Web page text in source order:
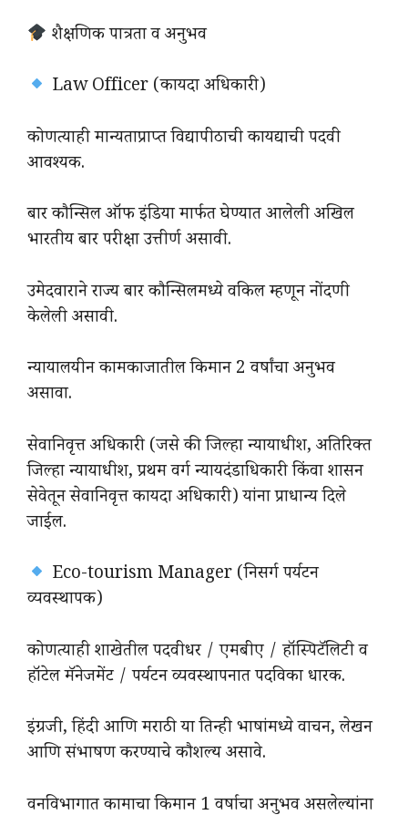
शैक्षणिक पात्रता व अनुभव
Law Officer (कायदा अधिकारी)
कोणत्याही मान्यताप्राप्त विद्यापीठाची कायद्याची पदवी
आवश्यक.
बार कौन्सिल ऑफ इंडिया मार्फत घेण्यात आलेली अखिल
भारतीय बार परीक्षा उत्तीर्ण असावी.
उमेदवाराने राज्य बार कौन्सिलमध्ये वकिल म्हणून नोंदणी
केलेली असावी.
न्यायालयीन कामकाजातील किमान 2 वर्षांचा अनुभव
असावा.
सेवानिवृत्त अधिकारी (जसे की जिल्हा न्यायाधीश, अतिरिक्त
जिल्हा न्यायाधीश, प्रथम वर्ग न्यायदंडाधिकारी किंवा शासन
सेवेतून सेवानिवृत्त कायदा अधिकारी) यांना प्राधान्य दिले
जाईल.
Eco-tourism Manager (निसर्ग पर्यटन
व्यवस्थापक)
कोणत्याही शाखेतील पदवीधर / एमबीए / हॉस्पिटॅलिटी व
हॉटेल मॅनेजमेंट / पर्यटन व्यवस्थापनात पदविका धारक.
इंग्रजी, हिंदी आणि मराठी या तिन्ही भाषांमध्ये वाचन, लेखन
आणि संभाषण करण्याचे कौशल्य असावे.
वनविभागात कामाचा किमान 1 वर्षाचा अनुभव असलेल्यांना